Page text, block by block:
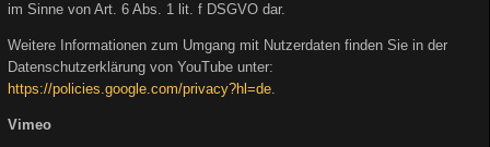
im Sinne von Art. 6 Abs. 1 lit. f DSGVO dar.
Weitere Informationen zum Umgang mit Nutzerdaten finden Sie in der
Datenschutzerklärung von YouTube unter:
https://policies.google.com/privacy?hl=de
Vimeo